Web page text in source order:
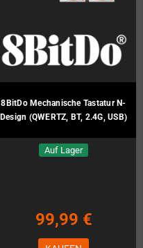
8BitDo Mechanische Tastatur N-
Design (QWERTZ, BT, 2.4G, USB)
Auf Lager
99,99 €